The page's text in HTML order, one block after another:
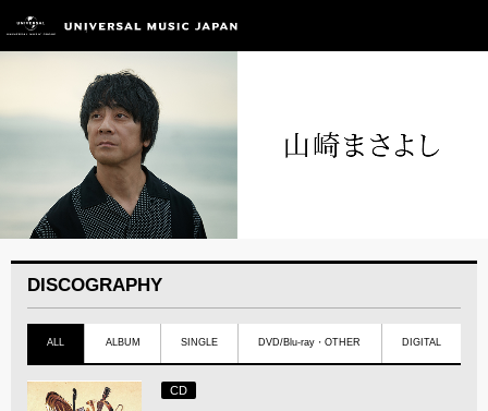
DISCOGRAPHY
ALL ALBUM SINGLE DVD/Blu-ray・OTHER DIGITAL
CD